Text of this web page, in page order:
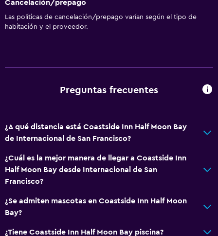
Cancelación/prepago
Las políticas de cancelación/prepago varían según el tipo de
habitación y el proveedor.
Preguntas frecuentes
¿A qué distancia está Coastside Inn Half Moon Bay
de Internacional de San Francisco?
¿Cuál es la mejor manera de llegar a Coastside Inn
Half Moon Bay desde Internacional de San
Francisco?
¿Se admiten mascotas en Coastside Inn Half Moon
Bay?
¿Tiene Coastside Inn Half Moon Bay piscina?